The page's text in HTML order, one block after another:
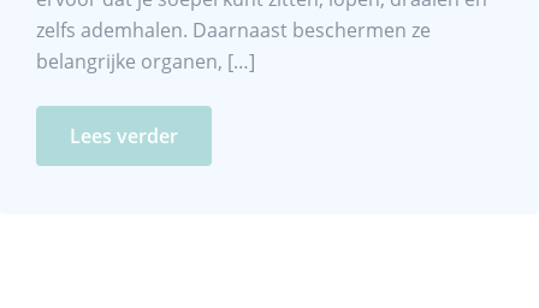
zelfs ademhalen. Daarnaast beschermen ze
belangrijke organen, […]
Lees verder